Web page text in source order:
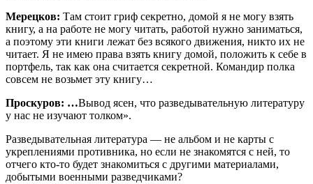
Мерецков: Там стоит гриф секретно, домой я не могу взять
книгу, а на работе не могу читать, работой нужно заниматься,
а поэтому эти книги лежат без всякого движения, никто их не
читает. Я не имею права взять книгу домой, положить к себе в
портфель, так как она считается секретной. Командир полка
совсем не возьмет эту книгу…
Проскуров: …Вывод ясен, что разведывательную литературу
у нас не изучают толком».
Разведывательная литература — не альбом и не карты с
укреплениями противника, но если не знакомятся с ней, то
отчего кто-то будет знакомиться с другими материалами,
добытыми военными разведчиками?